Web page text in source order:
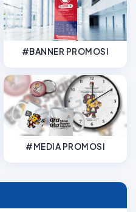
#BANNER PROMOSI
#MEDIA PROMOSI